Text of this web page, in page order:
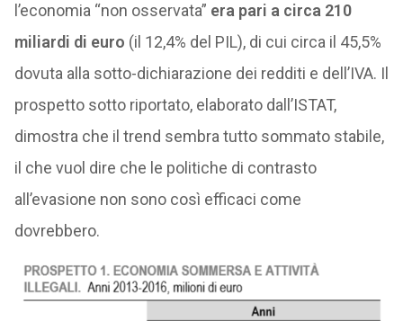
l’economia “non osservata” era pari a circa 210
miliardi di euro (il 12,4% del PIL), di cui circa il 45,5%
dovuta alla sotto-dichiarazione dei redditi e dell’IVA. Il
prospetto sotto riportato, elaborato dall’ISTAT,
dimostra che il trend sembra tutto sommato stabile,
il che vuol dire che le politiche di contrasto
all’evasione non sono così efficaci come
dovrebbero.